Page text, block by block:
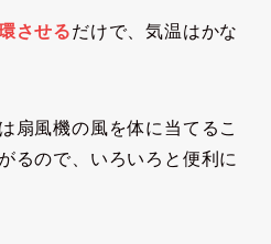
させるだけで、気温はかな
扇風機の風を体に当てるこ
るので、いろいろと便利に